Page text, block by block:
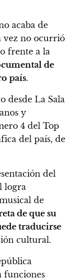
acaba de
vez no ocurrió
frente a la
de
país.
desde La Sala
y
4 del Top
del país, de
del
logra
de
de que su
traducirse
cultural.
funciones